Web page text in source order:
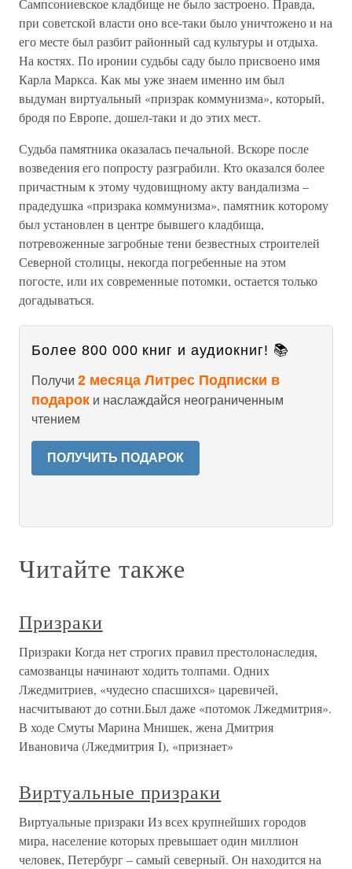
Сампсониевское кладбище не было застроено. Правда,
при советской власти оно все-таки было уничтожено и на
его месте был разбит районный сад культуры и отдыха.
На костях. По иронии судьбы саду было присвоено имя
Карла Маркса. Как мы уже знаем именно им был
выдуман виртуальный «призрак коммунизма», который,
бродя по Европе, дошел-таки и до этих мест.
Судьба памятника оказалась печальной. Вскоре после
возведения его попросту разграбили. Кто оказался более
причастным к этому чудовищному акту вандализма –
прадедушка «призрака коммунизма», памятник которому
был установлен в центре бывшего кладбища,
потревоженные загробные тени безвестных строителей
Северной столицы, некогда погребенные на этом
погосте, или их современные потомки, остается только
догадываться.
Более 800 000 книг и аудиокниг! 📚
Получи 2 месяца Литрес Подписки в
подарок и наслаждайся неограниченным
чтением
ПОЛУЧИТЬ ПОДАРОК
Читайте также
Призраки
Призраки Когда нет строгих правил престолонаследия,
самозванцы начинают ходить толпами. Одних
Лжедмитриев, «чудесно спасшихся» царевичей,
насчитывают до сотни.Был даже «потомок Лжедмитрия».
В ходе Смуты Марина Мнишек, жена Дмитрия
Ивановича (Лжедмитрия I), «признает»
Виртуальные призраки
Виртуальные призраки Из всех крупнейших городов
мира, население которых превышает один миллион
человек, Петербург – самый северный. Он находится на